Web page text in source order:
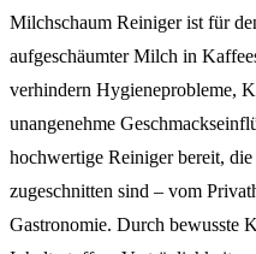
Milchschaum Reiniger ist für
aufgeschäumter Milch in
verhindern Hygieneprobleme,
unangenehme
hochwertige Reiniger bereit,
zugeschnitten sind – vom
Gastronomie. Durch bewusste